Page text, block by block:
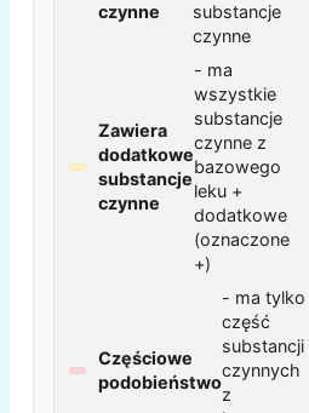
czynne
substancje
czynne
Zawiera
dodatkowe
substancje
czynne
- ma
wszystkie
substancje
czynne z
bazowego
leku +
dodatkowe
(oznaczone
+)
Częściowe
podobieństwo
- ma tylko
część
substancji
czynnych
z